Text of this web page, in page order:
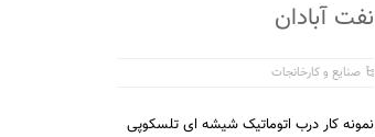
نفت آبادان
صنایع و کارخانجات
نمونه کار درب اتوماتیک شیشه ای تلسکوپی